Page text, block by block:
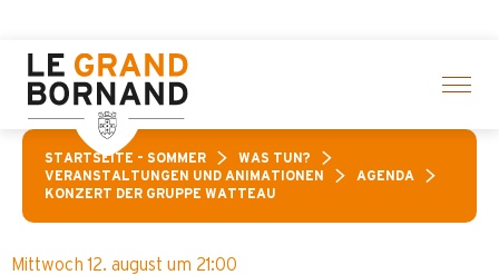
contenu
principal
STARTSEITE – SOMMER
WAS TUN?
VERANSTALTUNGEN UND ANIMATIONEN
AGENDA
KONZERT DER GRUPPE WATTEAU
Mittwoch 12. august um 21:00